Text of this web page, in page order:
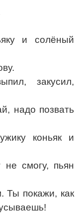
и солёный
закусил,
надо позвать
коньяк и
смогу, пьян
Ты покажи, как